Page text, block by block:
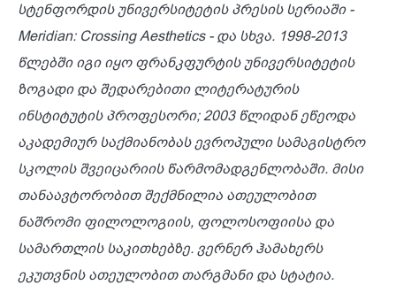
სტენფორდის უნივერსიტეტის პრესის სერიაში -
Meridian: Crossing Aesthetics - და სხვა. 1998-2013
წლებში იგი იყო ფრანკფურტის უნივერსიტეტის
ზოგადი და შედარებითი ლიტერატურის
ინსტიტუტის პროფესორი; 2003 წლიდან ეწეოდა
აკადემიურ საქმიანობას ევროპული სამაგისტრო
სკოლის შვეიცარიის წარმომადგენლობაში. მისი
თანაავტორობით შექმნილია ათეულობით
ნაშრომი ფილოლოგიის, ფოლოსოფიისა და
სამართლის საკითხებზე. ვერნერ ჰამახერს
ეკუთვნის ათეულობით თარგმანი და სტატია.